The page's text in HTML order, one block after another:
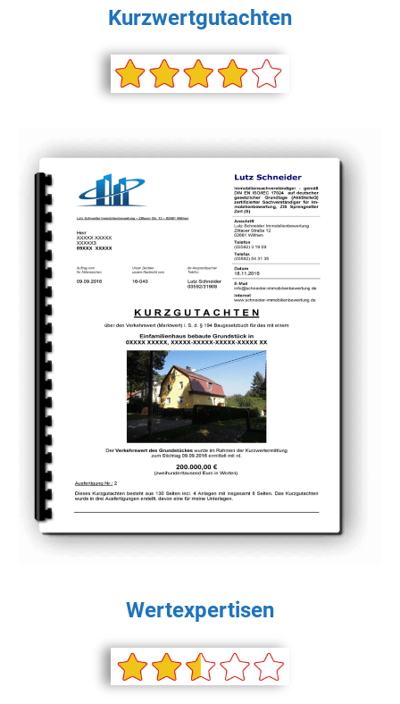
Kurzwertgutachten
Wertexpertisen